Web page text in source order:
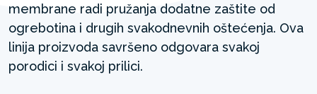
membrane radi pružanja dodatne zaštite od
ogrebotina i drugih svakodnevnih oštećenja. Ova
linija proizvoda savršeno odgovara svakoj
porodici i svakoj prilici.